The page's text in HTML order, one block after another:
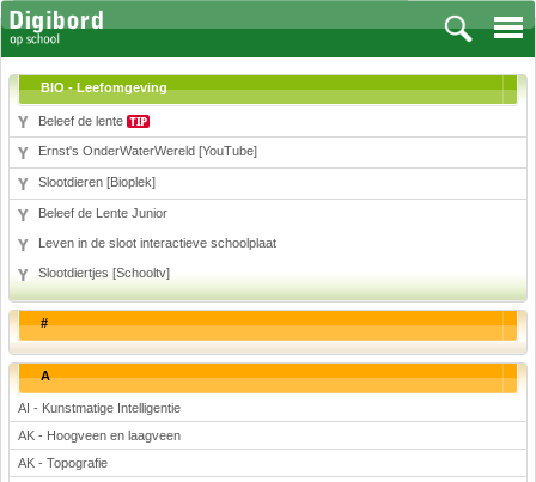
Vakken
Aardrijkskunde
Biologie
Engels
Frans, Duits, Chinees, Spaans
Geschiedenis
Handvaardigheid en Tekenen
Levensbeschouwing
Lichamelijke opvoeding
Muziek
BIO - Leefomgeving
Beleef de lente
Ernst's OnderWaterWereld [YouTube]
Slootdieren [Bioplek]
Beleef de Lente Junior
Leven in de sloot interactieve schoolplaat
Slootdiertjes [Schooltv]
#
A
AI - Kunstmatige Intelligentie
AK - Hoogveen en laagveen
AK - Topografie